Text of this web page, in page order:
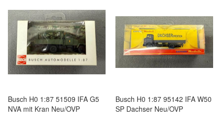
Busch H0 1:87 51509 IFA G5
NVA mit Kran Neu/OVP
Busch H0 1:87 95142 IFA W50
SP Dachser Neu/OVP